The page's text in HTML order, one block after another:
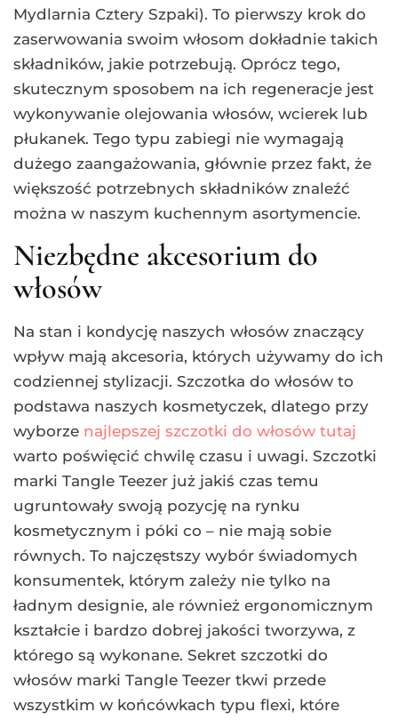
Mydlarnia Cztery Szpaki). To pierwszy krok do
zaserwowania swoim włosom dokładnie takich
składników, jakie potrzebują. Oprócz tego,
skutecznym sposobem na ich regeneracje jest
wykonywanie olejowania włosów, wcierek lub
płukanek. Tego typu zabiegi nie wymagają
dużego zaangażowania, głównie przez fakt, że
większość potrzebnych składników znaleźć
można w naszym kuchennym asortymencie.
Niezbędne akcesorium do
włosów
Na stan i kondycję naszych włosów znaczący
wpływ mają akcesoria, których używamy do ich
codziennej stylizacji. Szczotka do włosów to
podstawa naszych kosmetyczek, dlatego przy
wyborze najlepszej szczotki do włosów tutaj
warto poświęcić chwilę czasu i uwagi. Szczotki
marki Tangle Teezer już jakiś czas temu
ugruntowały swoją pozycję na rynku
kosmetycznym i póki co – nie mają sobie
równych. To najczęstszy wybór świadomych
konsumentek, którym zależy nie tylko na
ładnym designie, ale również ergonomicznym
kształcie i bardzo dobrej jakości tworzywa, z
którego są wykonane. Sekret szczotki do
włosów marki Tangle Teezer tkwi przede
wszystkim w końcówkach typu flexi, które